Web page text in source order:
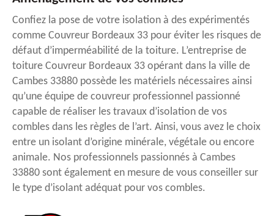
Confiez la pose de votre isolation à des expérimentés
comme Couvreur Bordeaux 33 pour éviter les risques de
défaut d’imperméabilité de la toiture. L’entreprise de
toiture Couvreur Bordeaux 33 opérant dans la ville de
Cambes 33880 possède les matériels nécessaires ainsi
qu’une équipe de couvreur professionnel passionné
capable de réaliser les travaux d’isolation de vos
combles dans les règles de l’art. Ainsi, vous avez le choix
entre un isolant d’origine minérale, végétale ou encore
animale. Nos professionnels passionnés à Cambes
33880 sont également en mesure de vous conseiller sur
le type d’isolant adéquat pour vos combles.